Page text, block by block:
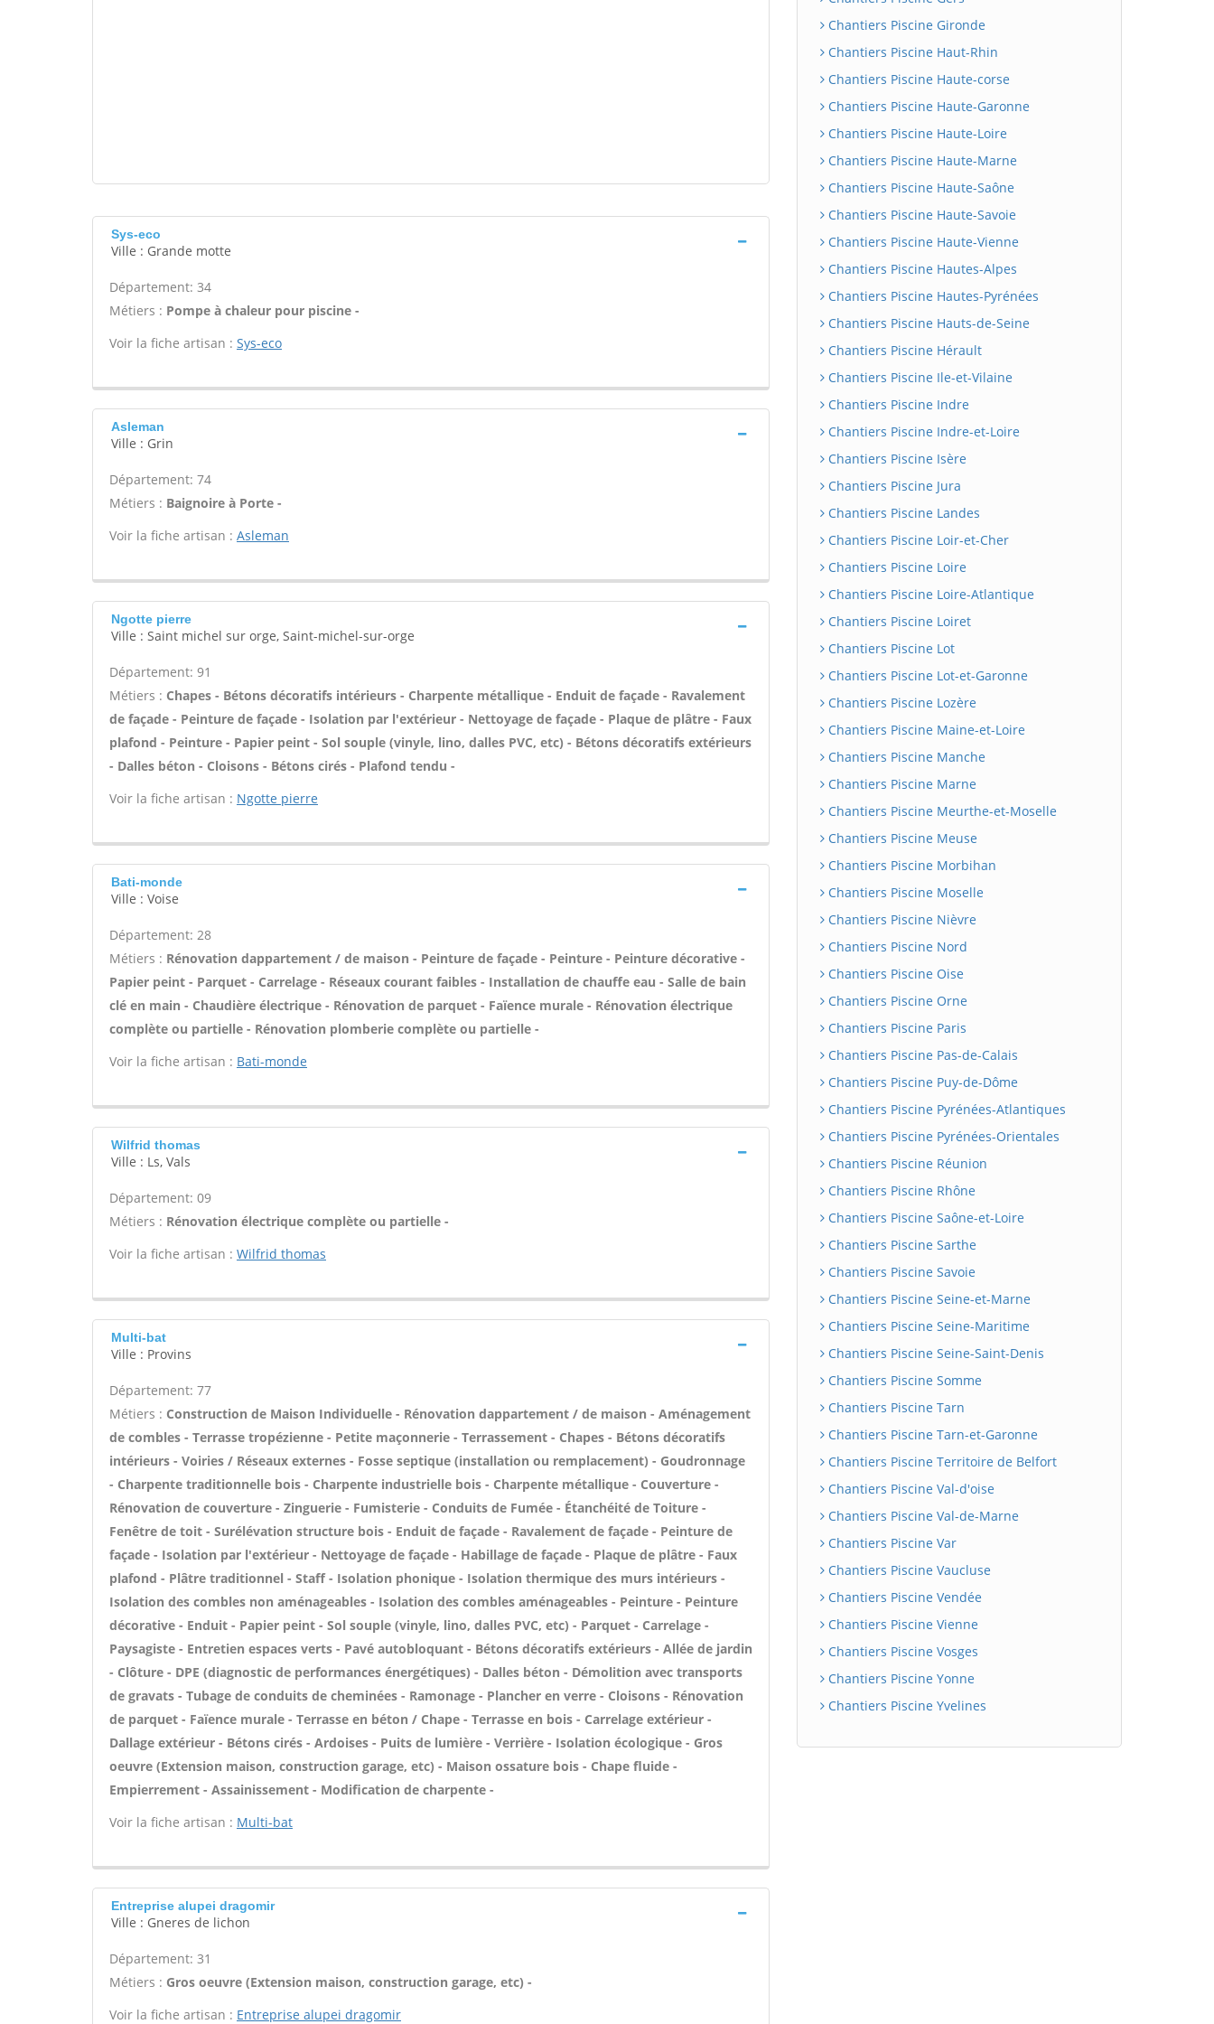
Sys-eco
Ville : Grande motte
Département: 34
Métiers : Pompe à chaleur pour piscine -
Voir la fiche artisan : Sys-eco
Asleman
Ville : Grin
Département: 74
Métiers : Baignoire à Porte -
Voir la fiche artisan : Asleman
Ngotte pierre
Ville : Saint michel sur orge, Saint-michel-sur-orge
Département: 91
Métiers : Chapes - Bétons décoratifs intérieurs - Charpente métallique - Enduit de façade - Ravalement
de façade - Peinture de façade - Isolation par l'extérieur - Nettoyage de façade - Plaque de plâtre - Faux
plafond - Peinture - Papier peint - Sol souple (vinyle, lino, dalles PVC, etc) - Bétons décoratifs extérieurs
- Dalles béton - Cloisons - Bétons cirés - Plafond tendu -
Voir la fiche artisan : Ngotte pierre
Bati-monde
Ville : Voise
Département: 28
Métiers : Rénovation dappartement / de maison - Peinture de façade - Peinture - Peinture décorative -
Papier peint - Parquet - Carrelage - Réseaux courant faibles - Installation de chauffe eau - Salle de bain
clé en main - Chaudière électrique - Rénovation de parquet - Faïence murale - Rénovation électrique
complète ou partielle - Rénovation plomberie complète ou partielle -
Voir la fiche artisan : Bati-monde
Wilfrid thomas
Ville : Ls, Vals
Département: 09
Métiers : Rénovation électrique complète ou partielle -
Voir la fiche artisan : Wilfrid thomas
Multi-bat
Ville : Provins
Département: 77
Métiers : Construction de Maison Individuelle - Rénovation dappartement / de maison - Aménagement
de combles - Terrasse tropézienne - Petite maçonnerie - Terrassement - Chapes - Bétons décoratifs
intérieurs - Voiries / Réseaux externes - Fosse septique (installation ou remplacement) - Goudronnage
- Charpente traditionnelle bois - Charpente industrielle bois - Charpente métallique - Couverture -
Rénovation de couverture - Zinguerie - Fumisterie - Conduits de Fumée - Étanchéité de Toiture -
Fenêtre de toit - Surélévation structure bois - Enduit de façade - Ravalement de façade - Peinture de
façade - Isolation par l'extérieur - Nettoyage de façade - Habillage de façade - Plaque de plâtre - Faux
plafond - Plâtre traditionnel - Staff - Isolation phonique - Isolation thermique des murs intérieurs -
Isolation des combles non aménageables - Isolation des combles aménageables - Peinture - Peinture
décorative - Enduit - Papier peint - Sol souple (vinyle, lino, dalles PVC, etc) - Parquet - Carrelage -
Paysagiste - Entretien espaces verts - Pavé autobloquant - Bétons décoratifs extérieurs - Allée de jardin
- Clôture - DPE (diagnostic de performances énergétiques) - Dalles béton - Démolition avec transports
de gravats - Tubage de conduits de cheminées - Ramonage - Plancher en verre - Cloisons - Rénovation
de parquet - Faïence murale - Terrasse en béton / Chape - Terrasse en bois - Carrelage extérieur -
Dallage extérieur - Bétons cirés - Ardoises - Puits de lumière - Verrière - Isolation écologique - Gros
oeuvre (Extension maison, construction garage, etc) - Maison ossature bois - Chape fluide -
Empierrement - Assainissement - Modification de charpente -
Voir la fiche artisan : Multi-bat
Entreprise alupei dragomir
Ville : Gneres de lichon
Département: 31
Métiers : Gros oeuvre (Extension maison, construction garage, etc) -
Voir la fiche artisan : Entreprise alupei dragomir
Chantiers Piscine Gironde
Chantiers Piscine Haut-Rhin
Chantiers Piscine Haute-corse
Chantiers Piscine Haute-Garonne
Chantiers Piscine Haute-Loire
Chantiers Piscine Haute-Marne
Chantiers Piscine Haute-Saône
Chantiers Piscine Haute-Savoie
Chantiers Piscine Haute-Vienne
Chantiers Piscine Hautes-Alpes
Chantiers Piscine Hautes-Pyrénées
Chantiers Piscine Hauts-de-Seine
Chantiers Piscine Hérault
Chantiers Piscine Ile-et-Vilaine
Chantiers Piscine Indre
Chantiers Piscine Indre-et-Loire
Chantiers Piscine Isère
Chantiers Piscine Jura
Chantiers Piscine Landes
Chantiers Piscine Loir-et-Cher
Chantiers Piscine Loire
Chantiers Piscine Loire-Atlantique
Chantiers Piscine Loiret
Chantiers Piscine Lot
Chantiers Piscine Lot-et-Garonne
Chantiers Piscine Lozère
Chantiers Piscine Maine-et-Loire
Chantiers Piscine Manche
Chantiers Piscine Marne
Chantiers Piscine Meurthe-et-Moselle
Chantiers Piscine Meuse
Chantiers Piscine Morbihan
Chantiers Piscine Moselle
Chantiers Piscine Nièvre
Chantiers Piscine Nord
Chantiers Piscine Oise
Chantiers Piscine Orne
Chantiers Piscine Paris
Chantiers Piscine Pas-de-Calais
Chantiers Piscine Puy-de-Dôme
Chantiers Piscine Pyrénées-Atlantiques
Chantiers Piscine Pyrénées-Orientales
Chantiers Piscine Réunion
Chantiers Piscine Rhône
Chantiers Piscine Saône-et-Loire
Chantiers Piscine Sarthe
Chantiers Piscine Savoie
Chantiers Piscine Seine-et-Marne
Chantiers Piscine Seine-Maritime
Chantiers Piscine Seine-Saint-Denis
Chantiers Piscine Somme
Chantiers Piscine Tarn
Chantiers Piscine Tarn-et-Garonne
Chantiers Piscine Territoire de Belfort
Chantiers Piscine Val-d'oise
Chantiers Piscine Val-de-Marne
Chantiers Piscine Var
Chantiers Piscine Vaucluse
Chantiers Piscine Vendée
Chantiers Piscine Vienne
Chantiers Piscine Vosges
Chantiers Piscine Yonne
Chantiers Piscine Yvelines